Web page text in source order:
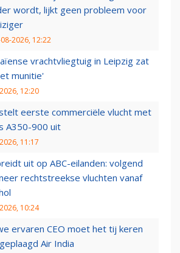
wordt, lijkt geen probleem voor
2026, 12:22
vrachtvliegtuig in Leipzig zat
munitie'
12:20
eerste commerciële vlucht met
A350-900 uit
11:17
uit op ABC-eilanden: volgend
rechtstreekse vluchten vanaf
10:24
ervaren CEO moet het tij keren
Air India